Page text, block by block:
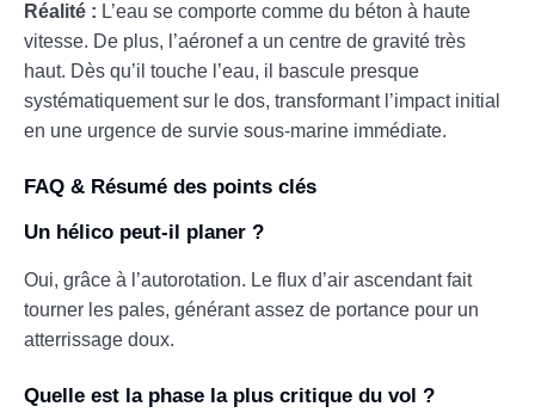
Réalité : L’eau se comporte comme du béton à haute
vitesse. De plus, l’aéronef a un centre de gravité très
haut. Dès qu’il touche l’eau, il bascule presque
systématiquement sur le dos, transformant l’impact initial
en une urgence de survie sous-marine immédiate.
FAQ & Résumé des points clés
Un hélico peut-il planer ?
Oui, grâce à l’autorotation. Le flux d’air ascendant fait
tourner les pales, générant assez de portance pour un
atterrissage doux.
Quelle est la phase la plus critique du vol ?